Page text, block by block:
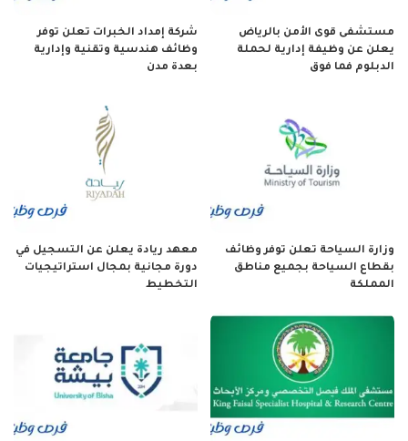
مستشفى قوى الأمن بالرياض
يعلن عن وظيفة إدارية لحملة
الدبلوم فما فوق
شركة إمداد الخبرات تعلن توفر
وظائف هندسية وتقنية وإدارية
بعدة مدن
وزارة السياحة تعلن توفر وظائف
بقطاع السياحة بجميع مناطق
المملكة
معهد ريادة يعلن عن التسجيل في
دورة مجانية بمجال استراتيجيات
التخطيط